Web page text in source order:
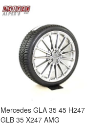
Mercedes GLA 35 45 H247
GLB 35 X247 AMG